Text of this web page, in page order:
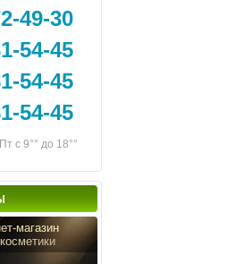
49-30
54-45
54-45
54-45
с 9°° до 18°°
магазин